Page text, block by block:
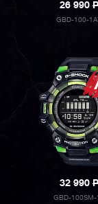
26 990P
GBD-100-
32 990P
GBD-100SM-